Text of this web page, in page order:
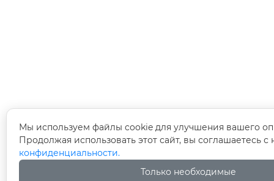
Мы используем файлы cookie для улучшения вашего
Продолжая использовать этот сайт, вы соглашаетесь
конфиденциальности.
Только необходимые